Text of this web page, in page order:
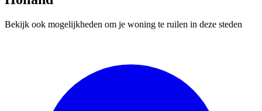
Bekijk ook mogelijkheden om je woning te ruilen in deze steden